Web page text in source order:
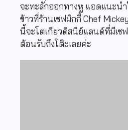
จะทะลักออกทางหู แอดแนะน
ข้าวที่ร้านเชฟมิกกี้ Chef
นี้จะโตเกียวดิสนีย์แลนด์ที่มีเช
ต้อนรับถึงโต๊ะเลยค่ะ